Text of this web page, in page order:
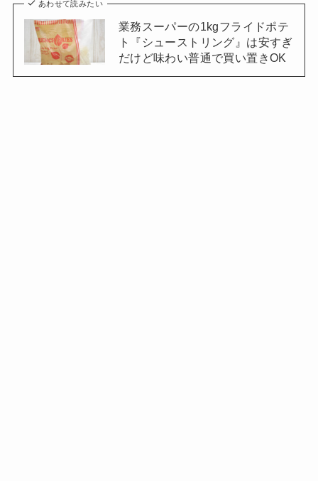
あわせて読みたい
業務スーパーの1kgフライドポテ
ト『シューストリング』は安すぎ
だけど味わい普通で買い置きOK